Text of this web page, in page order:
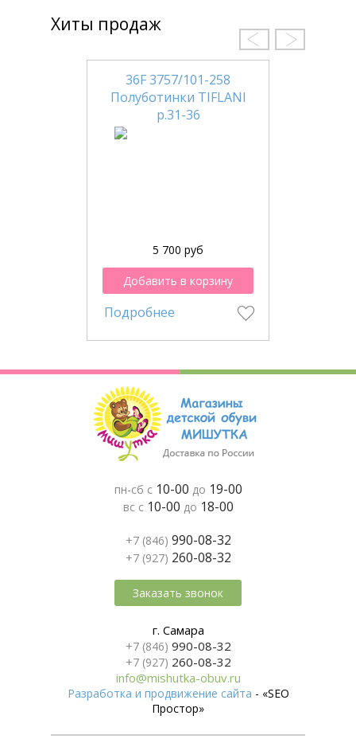
Хиты продаж
36F 3757/101-258
Полуботинки TIFLANI
р.31-36
5 700 руб
Добавить в корзину
Подробнее
пн-сб с 10-00 до 19-00
вс с 10-00 до 18-00
+7 (846) 990-08-32
+7 (927) 260-08-32
Заказать звонок
г. Самара
+7 (846) 990-08-32
+7 (927) 260-08-32
info@mishutka-obuv.ru
Разработка и продвижение сайта - «SEO
Простор»